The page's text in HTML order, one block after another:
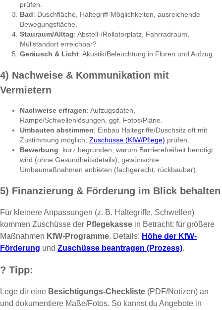
prüfen.
Bad : Duschfläche, Haltegriff-Möglichkeiten, ausreichende
Bewegungsfläche.
Stauraum/Alltag: Abstell-/Rollatorplatz, Fahrradraum,
Müllstandort erreichbar?
Geräusch & Licht: Akustik/Beleuchtung in Fluren und Aufzug.
4) Nachweise & Kommunikation mit
Vermietern
Nachweise erfragen: Aufzugsdaten,
Rampe/Schwellenlösungen, ggf. Fotos/Pläne.
Umbauten abstimmen: Einbau Haltegriffe/Duschsitz oft mit
Zustimmung möglich; Zuschüsse (KfW/Pflege) prüfen.
Bewerbung: kurz begründen, warum Barrierefreiheit benötigt
wird (ohne Gesundheitsdetails), gewünschte
Umbaumaßnahmen anbieten (fachgerecht, rückbaubar).
5) Finanzierung & Förderung im Blick behalten
Für kleinere Anpassungen (z. B. Haltegriffe, Schwellen)
kommen Zuschüsse der Pflegekasse in Betracht; für größere
Maßnahmen KfW-Programme. Details: Höhe der KfW-
Förderung und Zuschüsse beantragen (Prozess).
? Tipp:
Lege dir eine Besichtigungs-Checkliste (PDF/Notizen) an
und dokumentiere Maße/Fotos. So kannst du Angebote in